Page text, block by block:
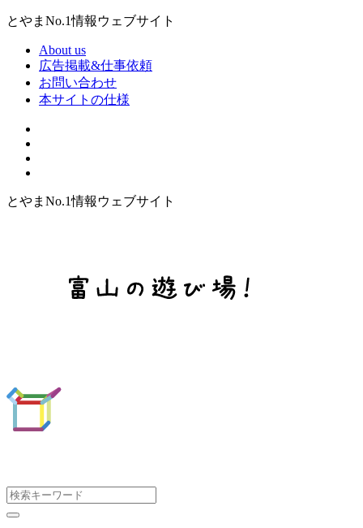
とやまNo.1情報ウェブサイト
About us
広告掲載&仕事依頼
お問い合わせ
本サイトの仕様
とやまNo.1情報ウェブサイト